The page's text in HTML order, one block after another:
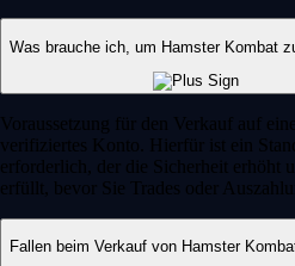
Was brauche ich, um Hamster Kombat
Voraussetzung für den Verkauf auf
verifiziertes Konto. Hierfür ist ein
erforderlich, der die Sicherheit erhöht
erfüllt, bevor Sie Trades oder
Fallen beim Verkauf von Hamster